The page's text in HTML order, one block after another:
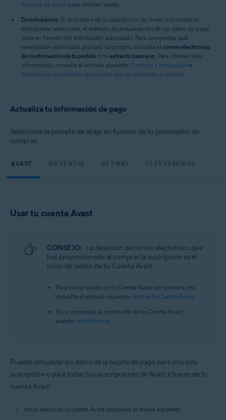
Soporte de Avast para obtener ayuda.
Distribuidores: Si la compra de tu suscripción de Avast la procesó un
distribuidor autorizado, el método de actualización de tus datos de pago
varía en función del distribuidor autorizado. Para comprobar qué
revendedor autorizado procesó tu compra, consulta el correo electrónico
de confirmación de tu pedido o tu extracto bancario. Para obtener más
información, consulta el artículo siguiente: Compra y facturación ▸
Identifica al revendedor autorizado que ha tramitado tu pedido.
Actualiza tu información de pago
Seleccione la pestaña de abajo en función de tu procesador de
compras:
AVAST NOVENTIQ NEXWAY CLEVERBRIDGE
Usar tu cuenta Avast
CONSEJO: La dirección de correo electrónico que
has proporcionado al comprar la suscripción es el
inicio de sesión de tu Cuenta Avast.
Para iniciar sesión en tu Cuenta Avast por primera vez,
consulta el artículo siguiente: Activar tu Cuenta Avast.
Si no recuerdas la contraseña de tu Cuenta Avast,
puedes restablecerla.
Puedes actualizar los datos de la tarjeta de pago para una sola
suscripción o para todas tus suscripciones de Avast a través de tu
cuenta Avast:
Inicia sesión en tu cuenta Avast utilizando el enlace siguiente: